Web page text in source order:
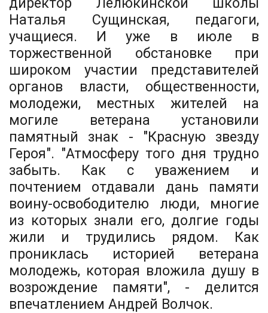
Наталья Сущинская, педагоги,
учащиеся. И уже в июле в
торжественной обстановке при
широком участии представителей
органов власти, общественности,
молодежи, местных жителей на
могиле ветерана установили
памятный знак - "Красную звезду
Героя". "Атмосферу того дня трудно
забыть. Как с уважением и
почтением отдавали дань памяти
воину-освободителю люди, многие
из которых знали его, долгие годы
жили и трудились рядом. Как
прониклась историей ветерана
молодежь, которая вложила душу в
возрождение памяти", - делится
впечатлением Андрей Волчок.